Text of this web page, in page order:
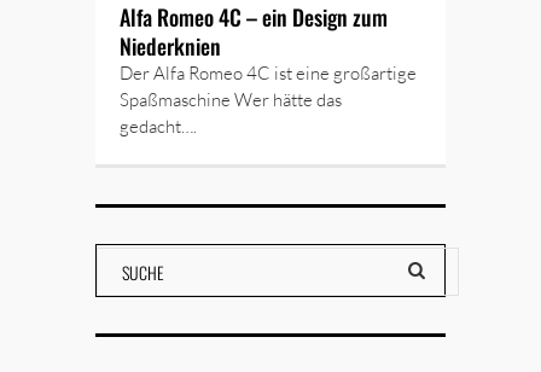
Alfa Romeo 4C – ein Design zum
Niederknien
Der Alfa Romeo 4C ist eine großartige
Spaßmaschine Wer hätte das
gedacht….